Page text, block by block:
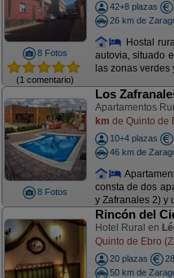
8 Fotos
(1 comentario)
42+8 plazas
26 km de
Hostal
autovia, situado
las zonas verdes
8 Fotos
Los
Apartamentos
km de Quinto de
10+4 plazas
46 km de
consta de dos
y Zafranales 2) y
Rincón del
Hotel Rural en
Quinto de Ebro
20 plazas
50 km de